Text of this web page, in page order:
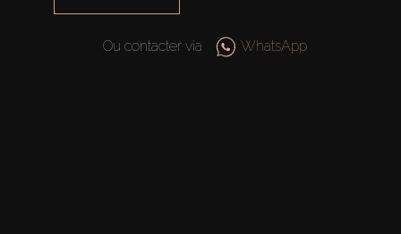
Ou contacter via WhatsApp